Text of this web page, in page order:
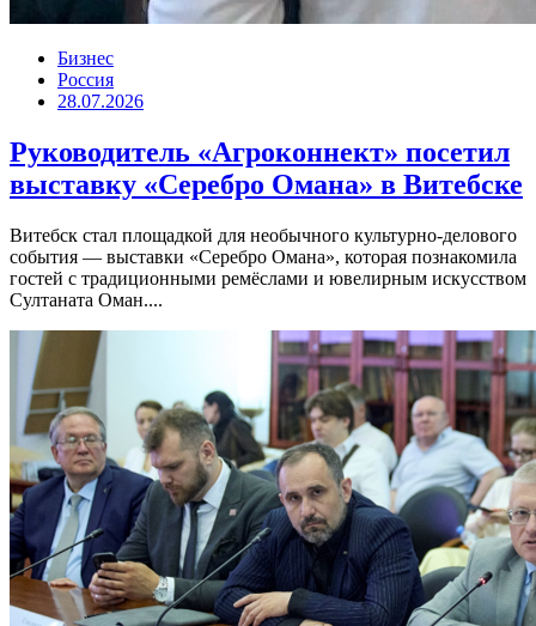
Бизнес
Россия
28.07.2026
Руководитель «Агроконнект» посетил
выставку «Серебро Омана» в Витебске
Витебск стал площадкой для необычного культурно-делового
события — выставки «Серебро Омана», которая познакомила
гостей с традиционными ремёслами и ювелирным искусством
Султаната Оман....